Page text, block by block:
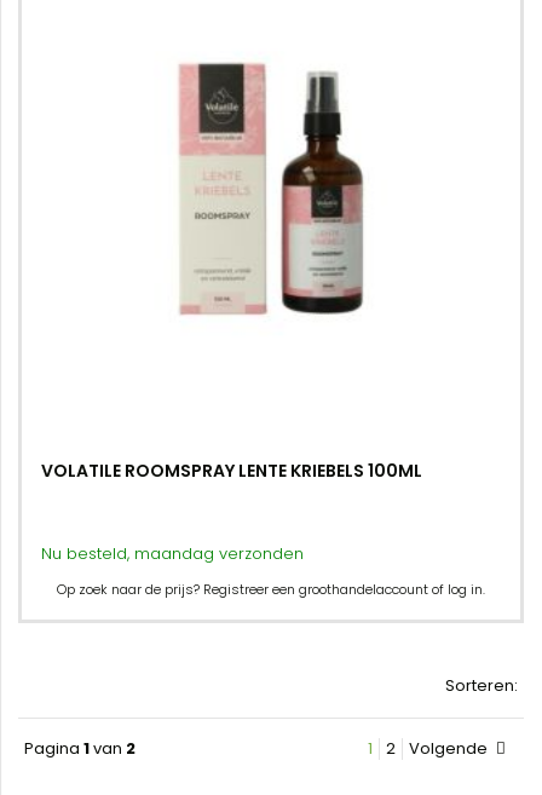
VOLATILE ROOMSPRAY LENTE KRIEBELS 100ML
Nu besteld, maandag verzonden
Op zoek naar de prijs? Registreer een groothandelaccount of log in.
Sorteren:
Pagina 1van 2 1 2 Volgende